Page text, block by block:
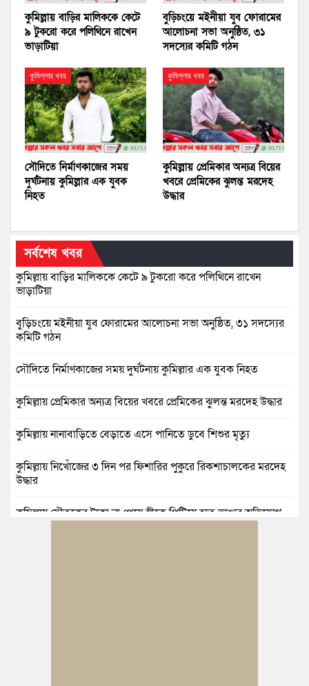
কুমিল্লায় বাড়ির মালিককে কেটে
৯ টুকরো করে পলিথিনে রাখেন
ভাড়াটিয়া
বুড়িচংয়ে মইনীয়া যুব ফোরামের
আলোচনা সভা অনুষ্ঠিত, ৩১
সদস্যের কমিটি গঠন
কুমিল্লার খবর
সৌদিতে নির্মাণকাজের সময়
দুর্ঘটনায় কুমিল্লার এক যুবক
নিহত
কুমিল্লার খবর
কুমিল্লায় প্রেমিকার অন্যত্র বিয়ের
খবরে প্রেমিকের ঝুলন্ত মরদেহ
উদ্ধার
সর্বশেষ খবর
কুমিল্লায় বাড়ির মালিককে কেটে ৯ টুকরো করে পলিথিনে রাখেন
ভাড়াটিয়া
বুড়িচংয়ে মইনীয়া যুব ফোরামের আলোচনা সভা অনুষ্ঠিত, ৩১ সদস্যের
কমিটি গঠন
সৌদিতে নির্মাণকাজের সময় দুর্ঘটনায় কুমিল্লার এক যুবক নিহত
কুমিল্লায় প্রেমিকার অন্যত্র বিয়ের খবরে প্রেমিকের ঝুলন্ত মরদেহ উদ্ধার
কুমিল্লায় নানাবাড়িতে বেড়াতে এসে পানিতে ডুবে শিশুর মৃত্যু
কুমিল্লায় নিখোঁজের ৩ দিন পর ফিশারির পুকুরে রিকশাচালকের মরদেহ
উদ্ধার
কুমিল্লায় যৌতুকের টাকা না পেয়ে স্ত্রীকে পিটিয়ে হাত ভাঙার অভিযোগ,